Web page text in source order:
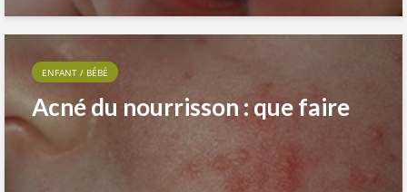
ENFANT / BÉBÉ
Acné du nourrisson : que faire